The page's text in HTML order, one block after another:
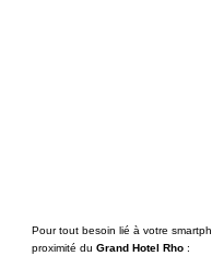
Pour tout besoin lié à votre
proximité duGrand Hotel Rho :